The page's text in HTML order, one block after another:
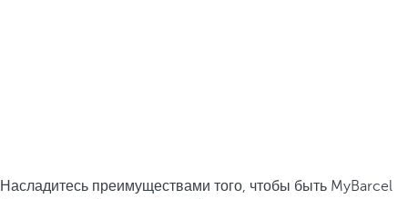
Насладитесь преимуществами того, чтобы быть MyBarcel